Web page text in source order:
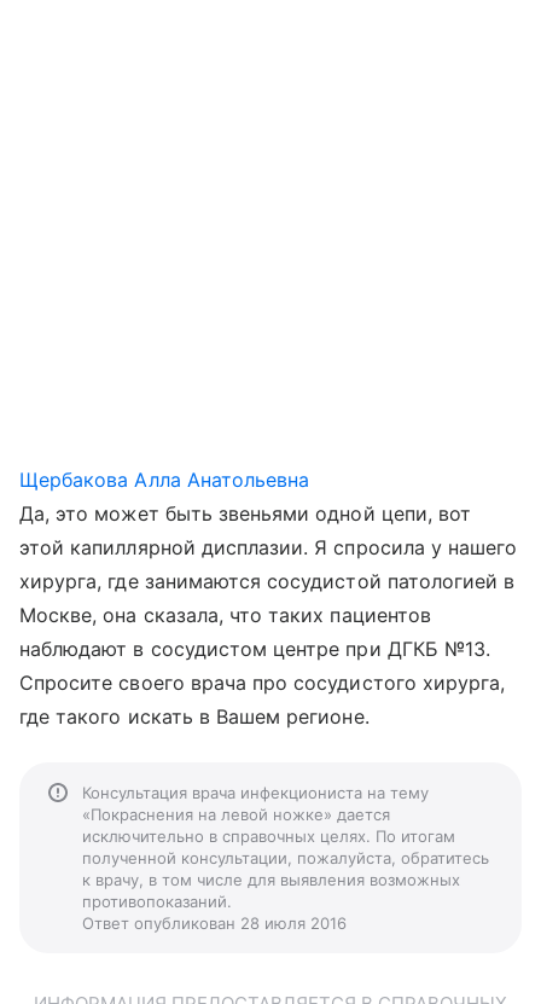
Щербакова Алла Анатольевна
Да, это может быть звеньями одной цепи, вот
этой капиллярной дисплазии. Я спросила у нашего
хирурга, где занимаются сосудистой патологией в
Москве, она сказала, что таких пациентов
наблюдают в сосудистом центре при ДГКБ №13.
Спросите своего врача про сосудистого хирурга,
где такого искать в Вашем регионе.
Консультация врача инфекциониста на тему
«Покраснения на левой ножке» дается
исключительно в справочных целях. По итогам
полученной консультации, пожалуйста, обратитесь
к врачу, в том числе для выявления возможных
противопоказаний.
Ответ опубликован 28 июля 2016